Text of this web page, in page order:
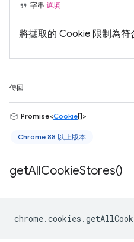
字串 選填
將擷取的 Cookie 限制為符
傳回
Promise<Cookie[]>
Chrome 88 以上版本
getAllCookieStores()
chrome.cookies .